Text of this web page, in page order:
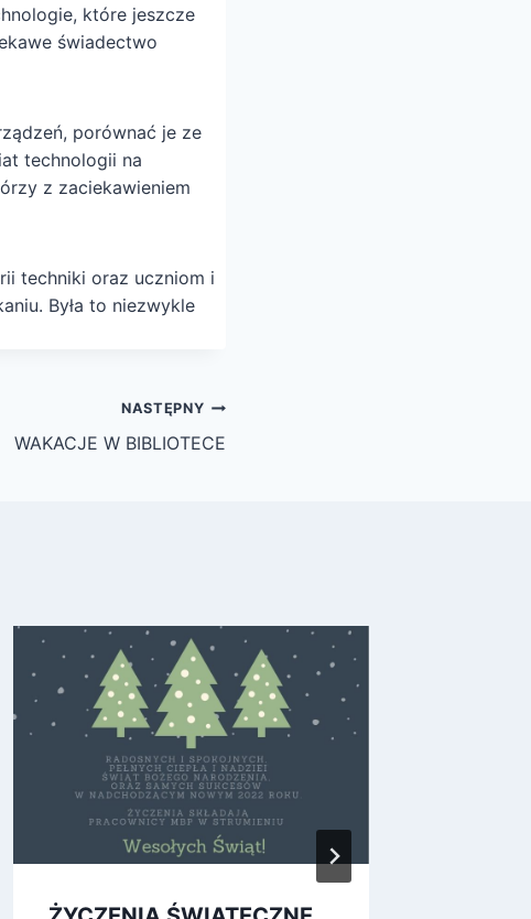
które jeszcze
świadectwo
porównać je ze
technologii na
z zaciekawieniem
techniki oraz uczniom i
Była to niezwykle
NASTĘPNY
WAKACJE W BIBLIOTECE